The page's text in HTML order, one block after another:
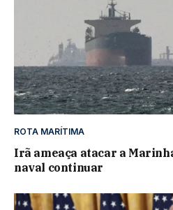
ROTA MARÍTIMA
Irã ameaça atacar a
naval continuar